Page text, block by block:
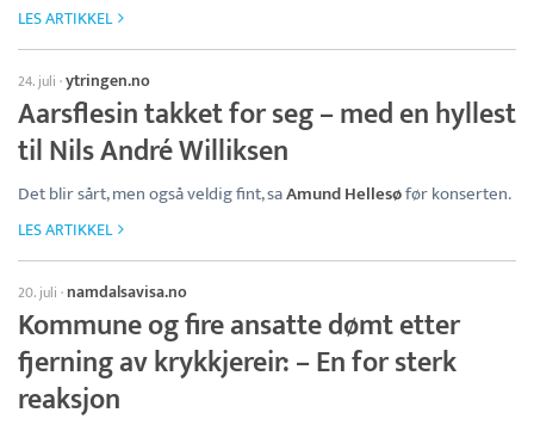
LES ARTIKKEL
24. juli ·ytringen.no
Aarsflesin takket for seg – med en hyllest
til Nils André Williksen
Det blir sårt, men også veldig fint, saAmund Hellesøfør konserten.
LES ARTIKKEL
20. juli · namdalsavisa.no
Kommune og fire ansatte dømt etter
fjerning av krykkjereir: – En for sterk
reaksjon